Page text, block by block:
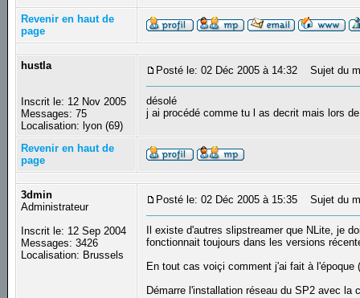
Revenir en haut de
page
hustla
Inscrit le: 12 Nov 2005
Messages: 75
Localisation: lyon (69)
Posté le: 02 Déc 2005 à 14:32 Sujet du
désolé
j ai procédé comme tu l as decrit mais lors
Revenir en haut de
page
3dmin
Administrateur
Inscrit le: 12 Sep 2004
Messages: 3426
Localisation: Brussels
Posté le: 02 Déc 2005 à 15:35 Sujet du
Il existe d'autres slipstreamer que NLite, je
fonctionnait toujours dans les versions
En tout cas voiçi comment j'ai fait à
Démarre l'installation réseau du SP2 avec la